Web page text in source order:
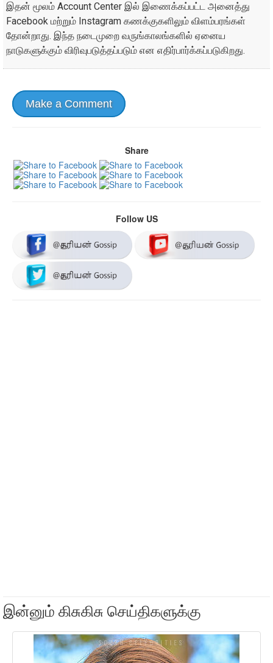
இதன் மூலம் Account Center இல் இணைக்கப்பட்ட அனைத்து
Facebook மற்றும் Instagram கணக்குகளிலும் விளம்பரங்கள்
தோன்றாது. இந்த நடைமுறை வருங்காலங்களில் ஏனைய
நாடுகளுக்கும் விரிவுபடுத்தப்படும் என எதிர்பார்க்கப்படுகிறது.
Make a Comment
Share
Follow US
இன்னும் கிசுகிசு செய்திகளுக்கு